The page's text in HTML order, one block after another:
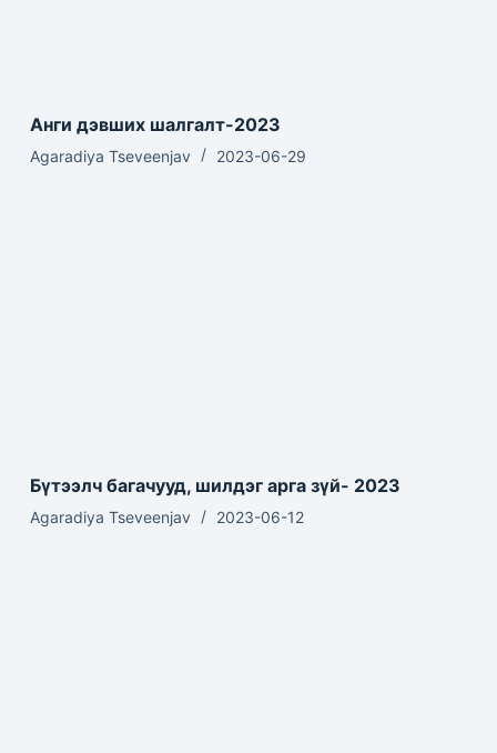
Анги дэвших шалгалт-2023
Agaradiya Tseveenjav 2023-06-29
Бүтээлч багачууд, шилдэг арга зүй- 2023
Agaradiya Tseveenjav 2023-06-12